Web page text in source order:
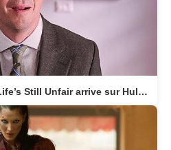
Malcolm in the Middle : Life’s Still Unfair arrive sur Hulu le 10 avril 2026